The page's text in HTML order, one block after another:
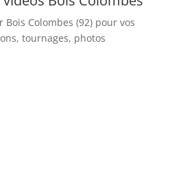
Colombes (92) pour vos
tournages, photos